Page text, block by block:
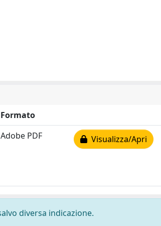
Formato
Adobe PDF Visualizza/Apri
diversa indicazione.